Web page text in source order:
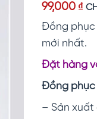
5.00trên 5
dựa trên
1
đánh giá
99,000 ₫
Đồng phục
mới nhất.
Đặt hàng
Đồng phục
– Sản xuất